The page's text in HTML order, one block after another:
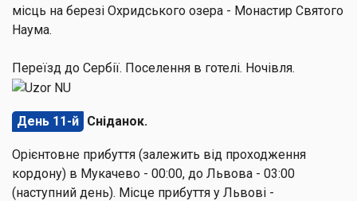
місць на березі Охридського озера - Монастир Святого
Наума.
Переїзд до Сербії. Поселення в готелі. Ночівля.
День 11-й Сніданок.
Орієнтовне прибуття (залежить від проходження
кордону) в Мукачево - 00:00, до Львова - 03:00
(наступний день). Місце прибуття у Львові -